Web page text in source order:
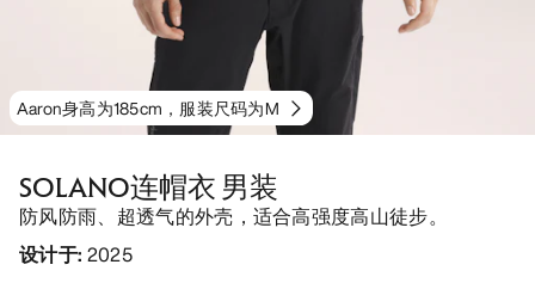
Aaron身高为185cm，服装尺码为M
SOLANO连帽衣 男装
防风防雨、超透气的外壳，适合高强度高山徒步。
设计于: 2025